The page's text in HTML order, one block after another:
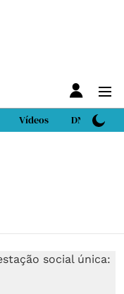
Vídeos DN Sport